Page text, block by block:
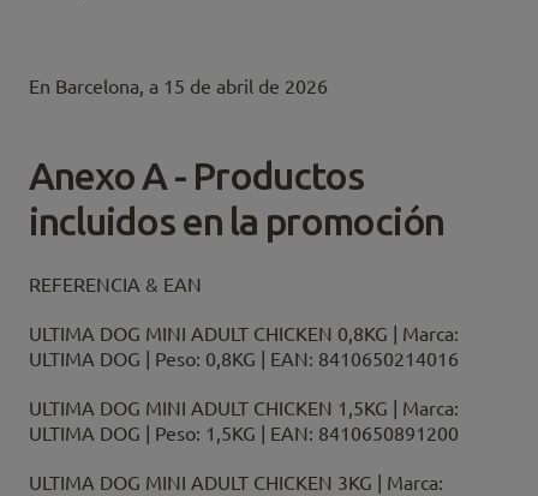
En Barcelona, a 15 de abril de 2026
Anexo A - Productos
incluidos en la promoción
REFERENCIA & EAN
ULTIMA DOG MINI ADULT CHICKEN 0,8KG | Marca:
ULTIMA DOG | Peso: 0,8KG | EAN: 8410650214016
ULTIMA DOG MINI ADULT CHICKEN 1,5KG | Marca:
ULTIMA DOG | Peso: 1,5KG | EAN: 8410650891200
ULTIMA DOG MINI ADULT CHICKEN 3KG | Marca: